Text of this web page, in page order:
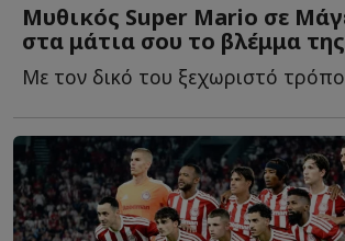
Μυθικός Super Mario σε
στα μάτια σου το βλέμμα